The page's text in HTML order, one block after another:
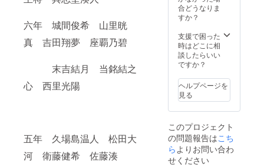
六年 城間俊希 山里晄
真 吉田翔夢 座覇乃碧
末吉結月 当銘結之
心 西里光陽
五年 久場島温人 松田大
河 衛藤健希 佐藤湊
合どうなりま
すか？
支援で困った
時はどこに相
談したらいい
ですか？
ヘルプページを
見る
このプロジェクト
の問題報告はこち
らよりお問い合わ
せください